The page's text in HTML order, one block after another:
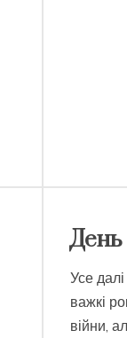
День
Усе далі
важкі
війни,